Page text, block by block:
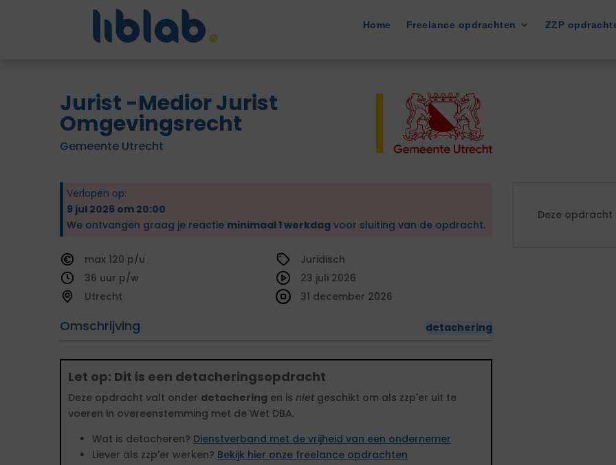
Home Freelance opdrachten ZZP
Jurist -Medior Jurist
Omgevingsrecht
Gemeente Utrecht
Verlopen op:
9 jul 2026 om 20:00
We ontvangen graag je reactie minimaal 1 werkdag voor sluiting van de opdracht.
120
36
Utrecht
Juridisch
Omschrijving detachering
23 juli 2026
31 december 2026
Let op: Dit is een detacheringsopdracht
Deze opdracht valt onder detachering en is niet geschikt om als zzp'er uit te
voeren in overeenstemming met de Wet DBA.
Wat is detacheren? Dienstverband met de vrijheid van een ondernemer
Liever als zzp'er werken? Bekijk hier onze freelance opdrachten
Deze opdracht